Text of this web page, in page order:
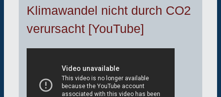
Klimawandel nicht durch CO2
verursacht [YouTube]